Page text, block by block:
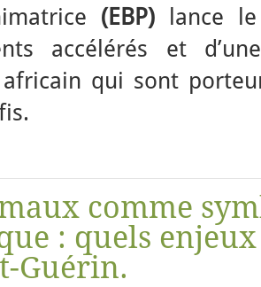
(EBP) lance
accélérés et
qui sont
comme
: quels
Guérin.